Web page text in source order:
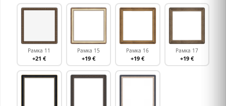
Рамка 11
+21 €
Рамка 15
+19 €
Рамка 16
+19 €
Рамка 17
+19 €